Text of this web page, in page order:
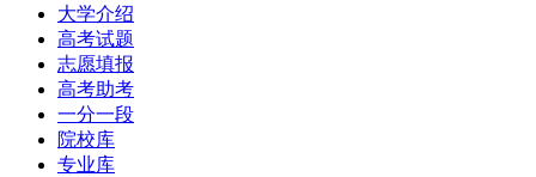
大学介绍
高考试题
志愿填报
高考助考
一分一段
院校库
专业库